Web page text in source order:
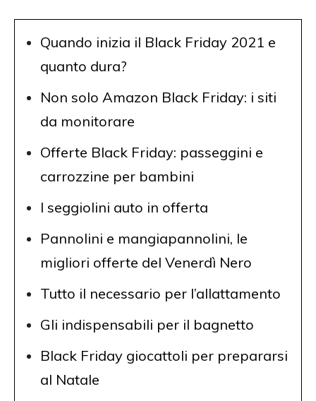
Quando inizia il Black Friday 2021 e
quanto dura?
Non solo Amazon Black Friday: i siti
da monitorare
Offerte Black Friday: passeggini e
carrozzine per bambini
I seggiolini auto in offerta
Pannolini e mangiapannolini, le
migliori offerte del Venerdì Nero
Tutto il necessario per l’allattamento
Gli indispensabili per il bagnetto
Black Friday giocattoli per prepararsi
al Natale